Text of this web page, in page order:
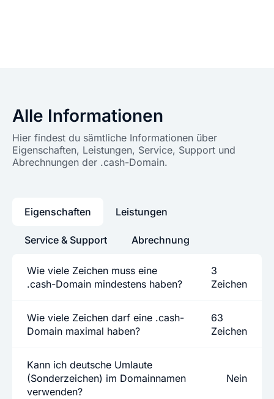
Alle Informationen
Hier findest du sämtliche Informationen über
Eigenschaften, Leistungen, Service, Support und
Abrechnungen der .cash-Domain.
Eigenschaften
Wie viele Zeichen muss eine
.cash-Domain mindestens haben?
3
Zeichen
Wie viele Zeichen darf eine .cash-
Domain maximal haben?
63
Zeichen
Kann ich deutsche Umlaute
(Sonderzeichen) im Domainnamen
verwenden?
Nein
Leistungen
Service & Support Abrechnung